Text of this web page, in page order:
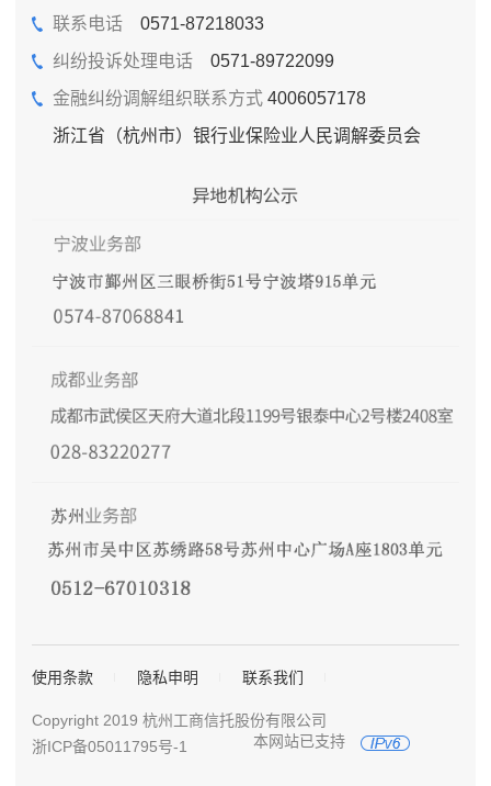
联系电话0571-87218033
纠纷投诉处理电话0571-89722099
金融纠纷调解组织联系方式4006057178
浙江省（杭州市）银行业保险业人民调解委员会
使用条款 隐私申明 联系我们
Copyright 2019 杭州工商信托股份有限公司
浙ICP备05011795号-1
本网站已支持